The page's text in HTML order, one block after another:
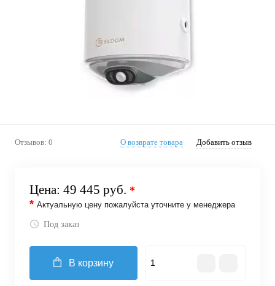
Отзывов: 0 О возврате товара Добавить отзыв
Цена: 49 445 руб. *
* Актуальную цену пожалуйста уточните у менеджера
Под заказ
В корзину